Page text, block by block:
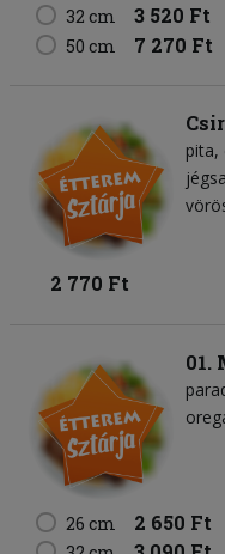
32 cm 3 520 Ft
50 cm 7 270 Ft
pita
2 770 Ft
01.
26 cm 2 650 Ft